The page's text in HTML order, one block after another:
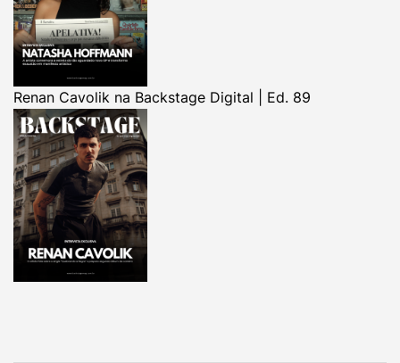
Renan Cavolik na Backstage Digital | Ed. 89